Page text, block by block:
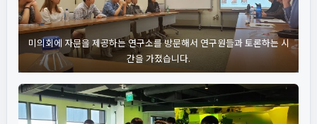
미의회에 자문을 제공하는 연구소를 방문해서 연구원들과 토론하는 시
간을 가졌습니다.